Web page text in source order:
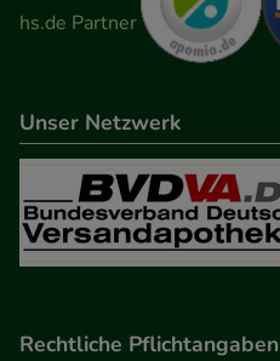
Unser Netzwerk
Rechtliche Pflichtangaben